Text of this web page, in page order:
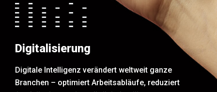
Digitalisierung
Digitale Intelligenz verändert weltweit ganze
Branchen – optimiert Arbeitsabläufe, reduziert